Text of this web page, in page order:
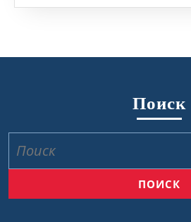
Поиск